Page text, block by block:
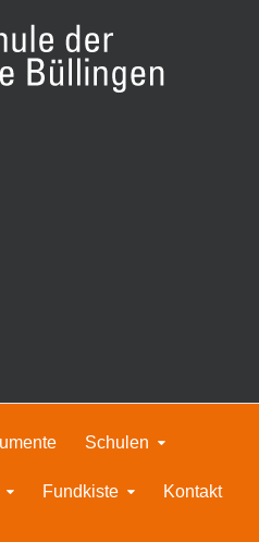
Schulen
Fundkiste Kontakt